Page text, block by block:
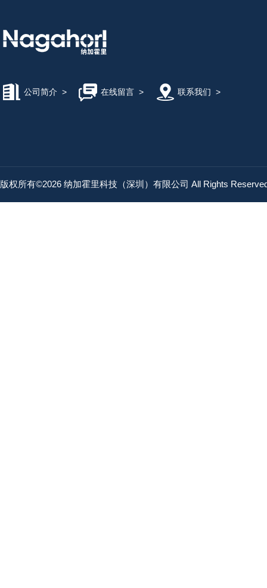
公司简介 > 在线留言> 联系我们 >
版权所有©2026 纳加霍里科技（深圳）有限公司 All Rights